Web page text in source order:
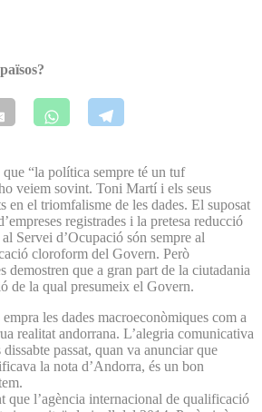
“la política sempre té un tuf
veiem sovint. Toni Martí i els seus
en el triomfalisme de les dades. El suposat
registrades i la pretesa reducció
Servei d’Ocupació són sempre al
cloroform del Govern. Però
demostren que a gran part de la ciutadania
de la qual presumeix el Govern.
les dades macroeconòmiques com a
realitat andorrana. L’alegria comunicativa
passat, quan va anunciar que
la nota d’Andorra, és un bon
que l’agència internacional de qualificació